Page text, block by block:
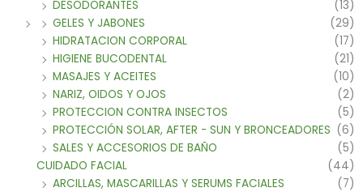
DESODORANTES
(13)
GELES Y JABONES
(29)
HIDRATACION CORPORAL
(17)
HIGIENE BUCODENTAL
(21)
MASAJES Y ACEITES
(10)
NARIZ, OIDOS Y OJOS
(2)
PROTECCION CONTRA INSECTOS
(5)
PROTECCIÓN SOLAR, AFTER - SUN Y BRONCEADORES (6)
SALES Y ACCESORIOS DE BAÑO
(5)
CUIDADO FACIAL
(44)
ARCILLAS, MASCARILLAS Y SERUMS FACIALES
(7)